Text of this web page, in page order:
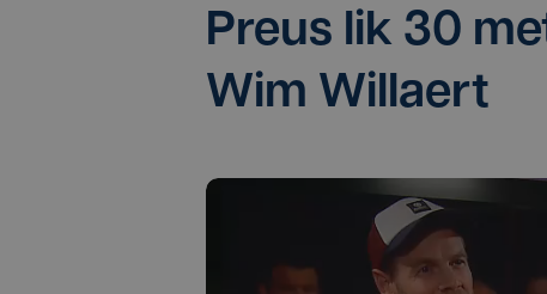
Preus lik 30
Wim Willaert